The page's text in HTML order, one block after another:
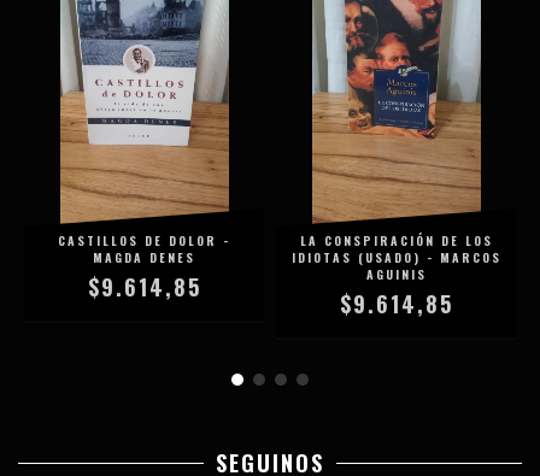
CASTILLOS DE DOLOR -
MAGDA DENES
$9.614,85
LA CONSPIRACIÓN DE LOS
IDIOTAS (USADO) - MARCOS
AGUINIS
$9.614,85
SEGUINOS